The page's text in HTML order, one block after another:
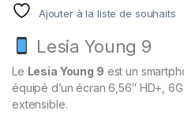
Ajouter à la liste de souhaits
Lesia Young 9
Le Lesia Young 9 est un
équipé d’un écran 6,56″ HD+,
extensible.